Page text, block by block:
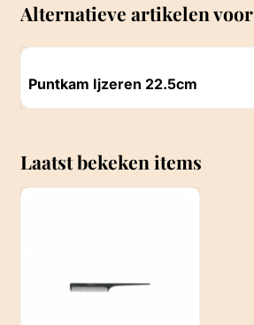
Alternatieve artikelen voor
Puntkam Ijzeren 22.5cm
Prijs niet zichtbaar
Laatst bekeken items